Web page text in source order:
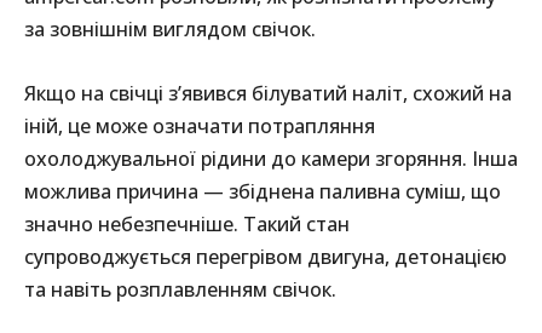
за зовнішнім виглядом свічок.
Якщо на свічці з’явився білуватий наліт, схожий на
іній, це може означати потрапляння
охолоджувальної рідини до камери згоряння. Інша
можлива причина — збіднена паливна суміш, що
значно небезпечніше. Такий стан
супроводжується перегрівом двигуна, детонацією
та навіть розплавленням свічок.